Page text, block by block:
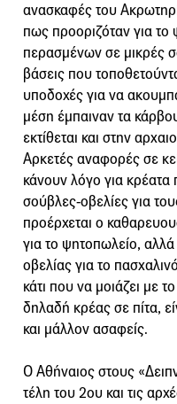
ανασκαφές του
πως προοριζόταν για
περασμένων σε μικρές
βάσεις που
υποδοχές για να
μέση έμπαιναν τα
εκτίθεται και στην
Αρκετές αναφορές σε
κάνουν λόγο για
σούβλες-οβελίες για
προέρχεται ο
για το ψητοπωλείο,
οβελίας για το
κάτι που να μοιάζει με
δηλαδή κρέας σε πίτα,
και μάλλον ασαφείς.
Ο Αθήναιος στους
τέλη του 2ου και τις